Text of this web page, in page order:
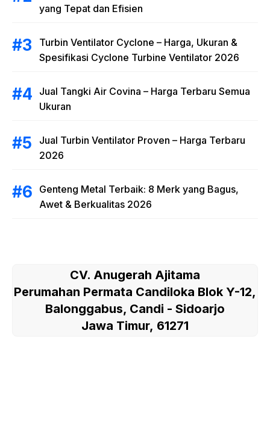
yang Tepat dan Efisien
Turbin Ventilator Cyclone – Harga, Ukuran &
Spesifikasi Cyclone Turbine Ventilator 2026
Jual Tangki Air Covina – Harga Terbaru Semua
Ukuran
Jual Turbin Ventilator Proven – Harga Terbaru
2026
Genteng Metal Terbaik: 8 Merk yang Bagus,
Awet & Berkualitas 2026
CV. Anugerah Ajitama
Perumahan Permata Candiloka Blok Y-12,
Balonggabus, Candi - Sidoarjo
Jawa Timur, 61271